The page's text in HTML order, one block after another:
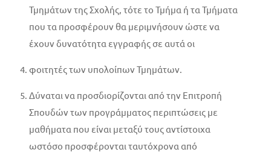
Τμημάτων της Σχολής, τότε το Τμήμα ή τα Τμήματα
που τα προσφέρουν θα μεριμνήσουν ώστε να
έχουν δυνατότητα εγγραφής σε αυτά οι
φοιτητές των υπολοίπων Τμημάτων.
Δύναται να προσδιορίζονται από την Επιτροπή
Σπουδών των προγράμματος περιπτώσεις με
μαθήματα που είναι μεταξύ τους αντίστοιχα
ωστόσο προσφέρονται ταυτόχρονα από